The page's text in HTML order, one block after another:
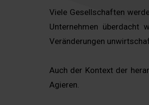
Viele Gesellschaften
Unternehmen überdacht
Veränderungen
Auch der Kontext der
Agieren.